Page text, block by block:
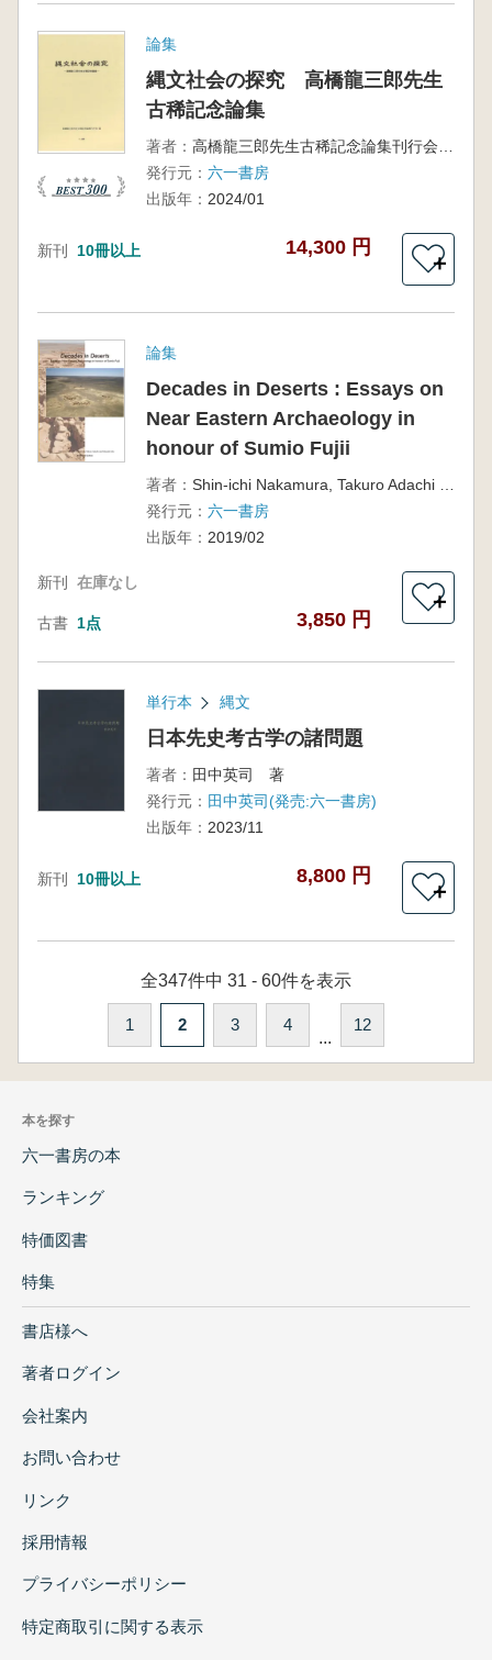
論集
縄文社会の探究 高橋龍三郎先生
古稀記念論集
著者：
発行元： 六一書房
出版年： 2024/01
新刊 10冊以上 14,300 円
＋
論集
Decades in Deserts : Essays on
Near Eastern Archaeology in
honour of Sumio Fujii
著者：
発行元： 六一書房
出版年： 2019/02
新刊 在庫なし
古書 1点 3,850 円
＋
単行本 縄文
日本先史考古学の諸問題
著者： 田中英司 著
発行元： 田中英司(発売:六一書房)
出版年： 2023/11
新刊 10冊以上 8,800 円
＋
全347件中 31 - 60件を表示
1 2 3 4
...
12
本を探す
六一書房の本
ランキング
特価図書
特集
書店様へ
著者ログイン
会社案内
お問い合わせ
リンク
採用情報
プライバシーポリシー
特定商取引に関する表示